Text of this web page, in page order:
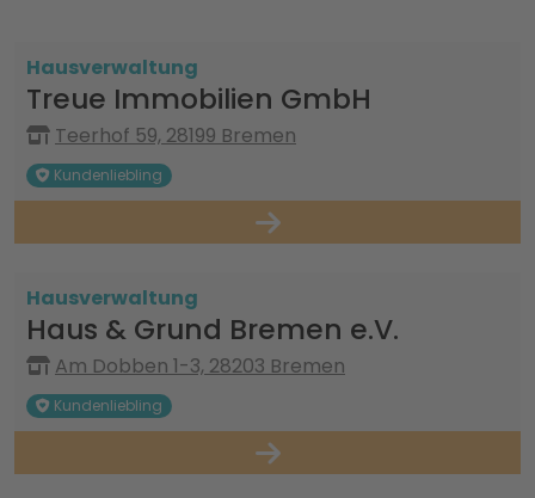
Hausverwaltung
Treue Immobilien GmbH
Teerhof 59, 28199 Bremen
Kundenliebling
Hausverwaltung
Haus & Grund Bremen e.V.
Am Dobben 1-3, 28203 Bremen
Kundenliebling